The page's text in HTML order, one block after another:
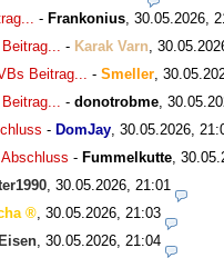
- Frankonius 30.05.2026,
- Karak Varn
Beitrag...
- Smeller
- donotrobme
- DomJay 30.05.2026,
- Fummelkutte
30.05.2026, 21:01
30.05.2026, 21:03
30.05.2026, 21:04